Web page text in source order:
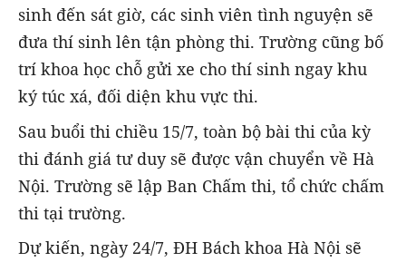
sinh đến sát giờ, các sinh viên tình nguyện sẽ
đưa thí sinh lên tận phòng thi. Trường cũng bố
trí khoa học chỗ gửi xe cho thí sinh ngay khu
ký túc xá, đối diện khu vực thi.
Sau buổi thi chiều 15/7, toàn bộ bài thi của kỳ
thi đánh giá tư duy sẽ được vận chuyển về Hà
Nội. Trường sẽ lập Ban Chấm thi, tổ chức chấm
thi tại trường.
Dự kiến, ngày 24/7, ĐH Bách khoa Hà Nội sẽ